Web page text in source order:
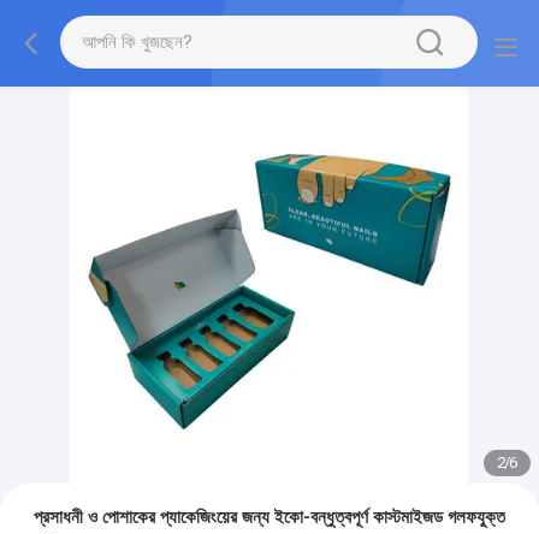
2/6
প্রসাধনী ও পোশাকের প্যাকেজিংয়ের জন্য ইকো-বন্ধুত্বপূর্ণ কাস্টমাইজড গলফযুক্ত